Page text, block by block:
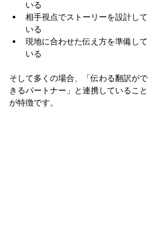
いる
相手視点でストーリーを設計して
いる
現地に合わせた伝え方を準備して
いる
そして多くの場合、「伝わる翻訳がで
きるパートナー」と連携していること
が特徴です。